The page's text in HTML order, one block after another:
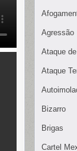
Agressão
Ataque
Ataque
Bizarro
Brigas
Cartel